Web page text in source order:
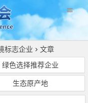
标志企业
文章
绿色选择推荐企业
生态原产地